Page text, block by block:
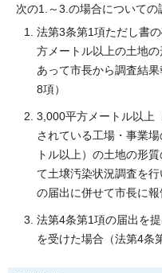
次の1.～3.の場合についての
法第3条第1項ただし書
方メートル以上の土地
あって市長から調査結
8項）
3,000平方メートル以上
されている工場・事業
トル以上）の土地の形
て土壌汚染状況調査を
の届出に併せて市長に報
法第4条第1項の届出を
を受けた場合（法第4条